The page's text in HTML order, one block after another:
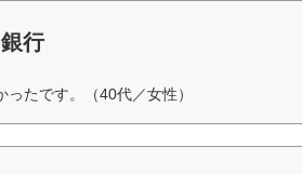
行
たです。（40代／女性）